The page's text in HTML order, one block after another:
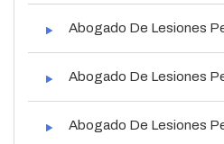
Abogado De Lesiones
Abogado De Lesiones
Abogado De Lesiones